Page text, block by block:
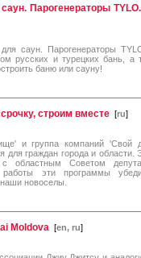
Парогенераторы
саун. Парогенераторы
русских и турецких бань,
баню или сауну!
строим вместе [ru]
и группа компаний 'Свой
для граждан города и
областным Советом
эти программы
новоселы.
Moldova [en, ru]